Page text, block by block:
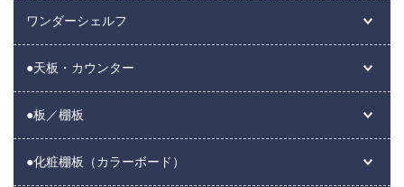
ワンダーシェルフ
●天板・カウンター
●板／棚板
●化粧棚板（カラーボード）